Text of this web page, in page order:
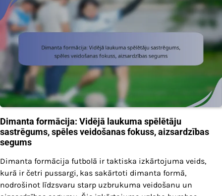
Dimanta formācija: Vidējā laukuma spēlētāju
sastrēgums, spēles veidošanas fokuss, aizsardzības
segums
Dimanta formācija futbolā ir taktiska izkārtojuma veids,
kurā ir četri pussargi, kas sakārtoti dimanta formā,
nodrošinot līdzsvaru starp uzbrukuma veidošanu un